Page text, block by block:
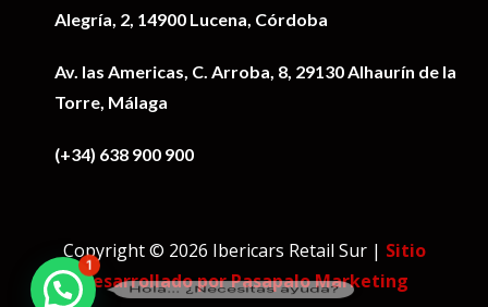
Alegría, 2, 14900 Lucena, Córdoba
Av. las Americas, C. Arroba, 8, 29130 Alhaurín de la
Torre, Málaga
(+34) 638 900 900
Copyright © 2026 Ibericars Retail Sur | Sitio
Desarrollado por Pasapalo Marketing
Hola... ¿Necesitas ayuda?
1